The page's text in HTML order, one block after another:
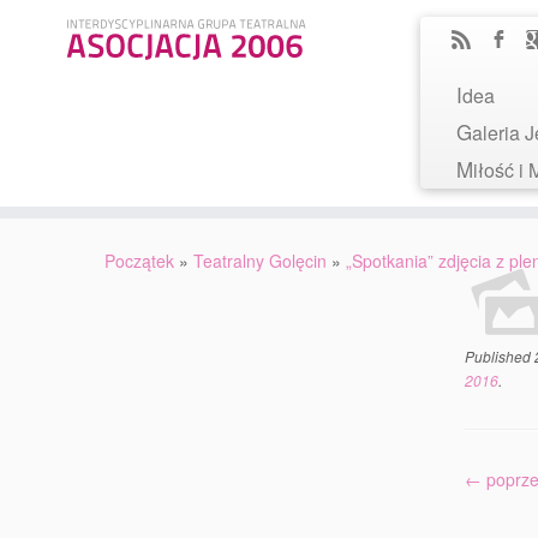
Idea
Galeria
Miłość
Początek » Teatralny Golęcin » „Spotkania” zdjęcia z
Published
2016.
←